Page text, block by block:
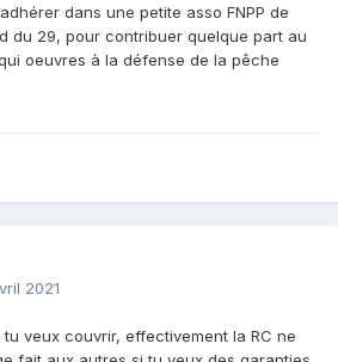
type de garantie mais je suis
les retours d'expérience sur ces
dans une petite asso FNPP de
du 29, pour contribuer quelque part au
oeuvres à la défense de la pêche
2021
veux couvrir, effectivement la RC ne